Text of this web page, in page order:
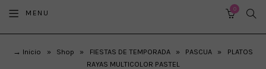
MENU 0
→ Inicio » Shop » FIESTAS DE TEMPORADA » PASCUA »
PLATOS
RAYAS MULTICOLOR PASTEL